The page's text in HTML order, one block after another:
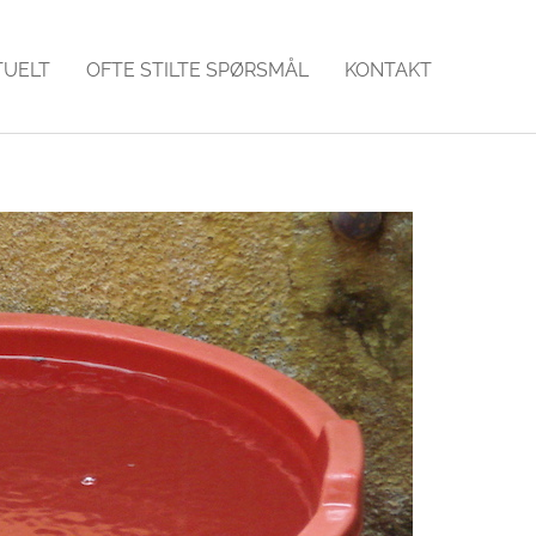
OFTE STILTE SPØRSMÅL KONTAKT